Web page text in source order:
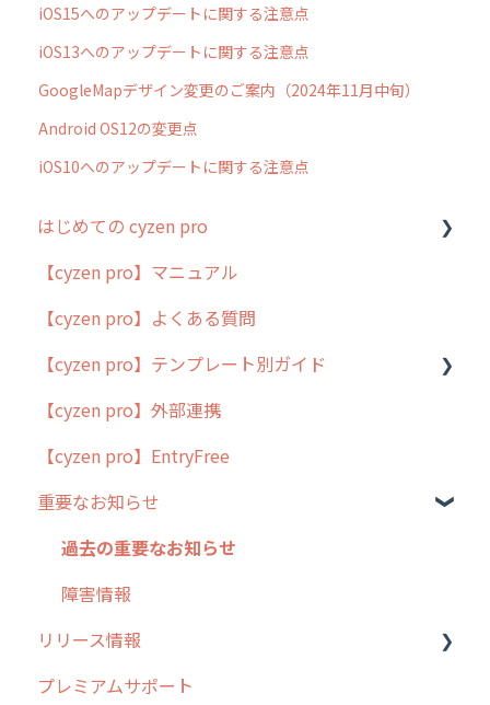
iOS15へのアップデートに関する注意点
iOS13へのアップデートに関する注意点
GoogleMapデザイン変更のご案内（2024年11月中旬）
Android OS12の変更点
iOS10へのアップデートに関する注意点
はじめての cyzen pro
cyzen pro とは？
簡易マニュアル
cyzen proの位置情報取得について
用語集
よくある質問
【cyzen pro】マニュアル
【cyzen pro】よくある質問
【cyzen pro】テンプレート別ガイド
ポスティング
ラウンダー
メンテナンス
外廻り営業
清掃
不動産
【cyzen pro】外部連携
【cyzen pro】EntryFree
重要なお知らせ
過去の重要なお知らせ
障害情報
リリース情報
リリース
プレミアムサポート